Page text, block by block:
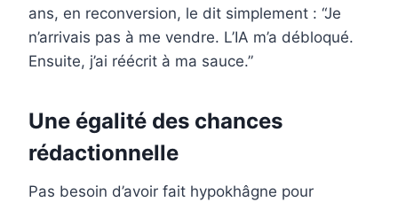
ans, en reconversion, le dit simplement : “Je
n’arrivais pas à me vendre. L’IA m’a débloqué.
Ensuite, j’ai réécrit à ma sauce.”
Une égalité des chances
rédactionnelle
Pas besoin d’avoir fait hypokhâgne pour